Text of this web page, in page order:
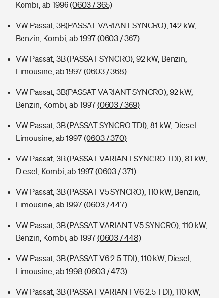
Kombi, ab 1996(0603 / 365)
VW Passat, 3B(PASSAT VARIANT SYNCRO), 142 kW,
Benzin, Kombi, ab 1997(0603 / 367)
VW Passat, 3B (PASSAT SYNCRO), 92 kW, Benzin,
Limousine, ab 1997(0603 / 368)
VW Passat, 3B(PASSAT VARIANT SYNCRO), 92 kW,
Benzin, Kombi, ab 1997(0603 / 369)
VW Passat, 3B (PASSAT SYNCRO TDI), 81 kW, Diesel,
Limousine, ab 1997(0603 / 370)
VW Passat, 3B (PASSAT VARIANT SYNCRO TDI), 81 kW,
Diesel, Kombi, ab 1997(0603 / 371)
VW Passat, 3B (PASSAT V5 SYNCRO), 110 kW, Benzin,
Limousine, ab 1997(0603 / 447)
VW Passat, 3B (PASSAT VARIANT V5 SYNCRO), 110 kW,
Benzin, Kombi, ab 1997(0603 / 448)
VW Passat, 3B (PASSAT V6 2.5 TDI), 110 kW, Diesel,
Limousine, ab 1998 (0603 / 473)
VW Passat, 3B (PASSAT VARIANT V6 2.5 TDI), 110 kW,